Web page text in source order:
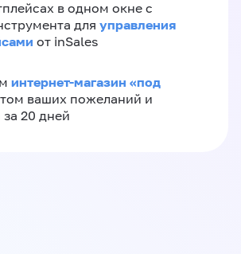
в одном окне с
для управления
от inSales
интернет-магазин «‎под
ваших пожеланий и
20 дней